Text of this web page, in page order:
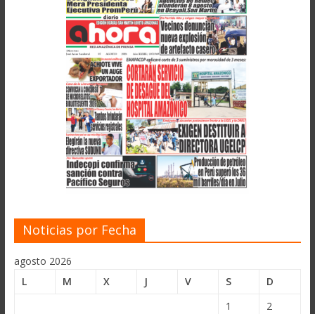
Noticias por Fecha
agosto 2026
L
M X J V S
D
1
2